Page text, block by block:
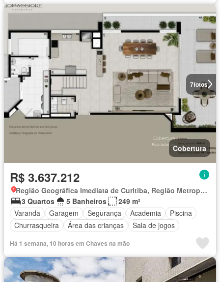
7fotos
Cobertura
R$ 3.637.212
Região Geográfica Imediata de Curitiba, Região Metropolitana de Curitiba
3 Quartos
5 Banheiros
249 m²
Varanda
Garagem Segurança Academia
Piscina
Churrasqueira
Área das crianças Sala de jogos
Há 1 semana, 10 horas em Chaves na mão